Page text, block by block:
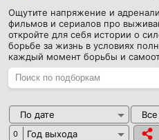
Ощутите напряжение и
фильмов и сериалов про
откройте для себя истории о
борьбе за жизнь в условиях
каждый момент борьбы и
По дате Все
0 Год выхода